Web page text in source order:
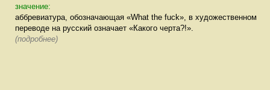
значение:
аббревиатура, обозначающая «What the fuck», в художественном
переводе на русский означает «Какого черта?!».
(подробнее)